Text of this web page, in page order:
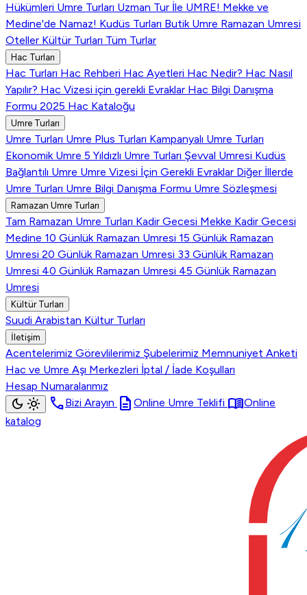
Hükümleri Umre Turları Uzman Tur İle UMRE! Mekke ve
Medine'de Namaz! Kudüs Turları Butik Umre Ramazan Umresi
Oteller Kültür Turları Tüm Turlar
Hac Turları
Hac Turları Hac Rehberi Hac Ayetleri Hac Nedir? Hac Nasıl
Yapılır? Hac Vizesi için gerekli Evraklar Hac Bilgi Danışma
Formu 2025 Hac Kataloğu
Umre Turları
Umre Turları Umre Plus Turları Kampanyalı Umre Turları
Ekonomik Umre 5 Yıldızlı Umre Turları Şevval Umresi Kudüs
Bağlantılı Umre Umre Vizesi İçin Gerekli Evraklar Diğer İllerde
Umre Turları Umre Bilgi Danışma Formu Umre Sözleşmesi
Ramazan Umre Turları
Tam Ramazan Umre Turları Kadir Gecesi Mekke Kadir Gecesi
Medine 10 Günlük Ramazan Umresi 15 Günlük Ramazan
Umresi 20 Günlük Ramazan Umresi 33 Günlük Ramazan
Umresi 40 Günlük Ramazan Umresi 45 Günlük Ramazan
Umresi
Kültür Turları
Suudi Arabistan Kültur Turları
İletişim
Acentelerimiz Görevlilerimiz Şubelerimiz Memnuniyet Anketi
Hac ve Umre Aşı Merkezleri İptal / İade Koşulları
Hesap Numaralarımız
dark_mode light_mode callBizi Arayın description Online Umre Teklifi menu_bookOnline
katalog